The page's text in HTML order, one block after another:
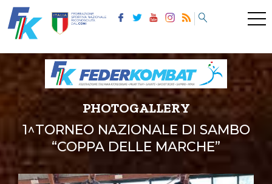
PHOTOGALLERY
1^TORNEO NAZIONALE DI SAMBO
“COPPA DELLE MARCHE”